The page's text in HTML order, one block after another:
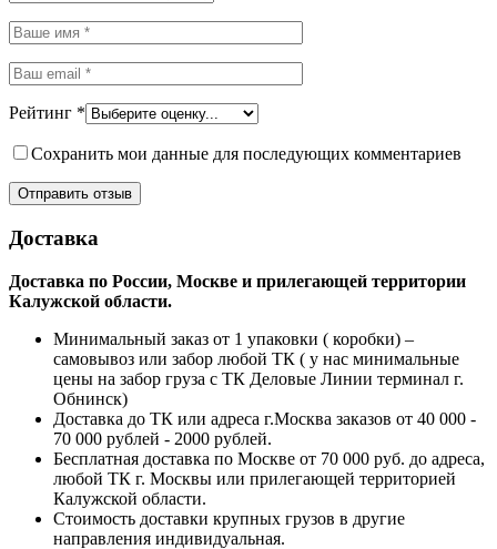
Рейтинг *
Сохранить мои данные для последующих комментариев
Доставка
Доставка по России, Москве и прилегающей территории
Калужской области.
Минимальный заказ от 1 упаковки ( коробки) –
самовывоз или забор любой ТК ( у нас минимальные
цены на забор груза с ТК Деловые Линии терминал г.
Обнинск)
Доставка до ТК или адреса г.Москва заказов от 40 000 -
70 000 рублей - 2000 рублей.
Бесплатная доставка по Москве от 70 000 руб. до адреса,
любой ТК г. Москвы или прилегающей территорией
Калужской области.
Стоимость доставки крупных грузов в другие
направления индивидуальная.